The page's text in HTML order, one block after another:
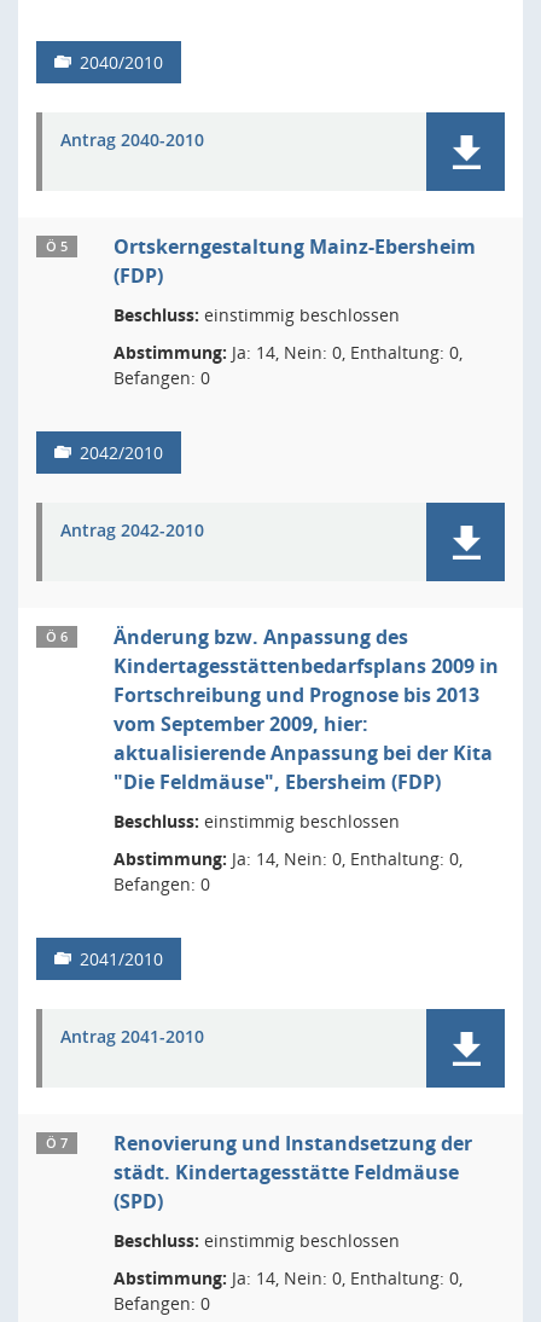
2040/2010
Antrag 2040-2010
Ö 5
Ortskerngestaltung Mainz-Ebersheim
(FDP)
Beschluss: einstimmig beschlossen
Abstimmung: Ja: 14, Nein: 0, Enthaltung: 0,
Befangen: 0
2042/2010
Antrag 2042-2010
Ö 6
Änderung bzw. Anpassung des
Kindertagesstättenbedarfsplans 2009 in
Fortschreibung und Prognose bis 2013
vom September 2009, hier:
aktualisierende Anpassung bei der Kita
"Die Feldmäuse", Ebersheim (FDP)
Beschluss: einstimmig beschlossen
Abstimmung: Ja: 14, Nein: 0, Enthaltung: 0,
Befangen: 0
2041/2010
Antrag 2041-2010
Ö 7
Renovierung und Instandsetzung der
städt. Kindertagesstätte Feldmäuse
(SPD)
Beschluss: einstimmig beschlossen
Abstimmung: Ja: 14, Nein: 0, Enthaltung: 0,
Befangen: 0